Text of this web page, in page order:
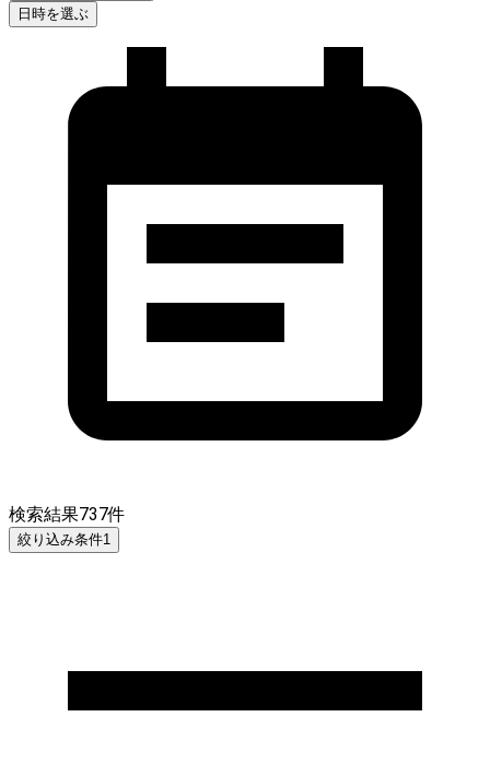
日時を選ぶ
検索結果737件
絞り込み条件1